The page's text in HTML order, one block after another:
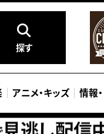
探す
アニメ・キッズ 情報・